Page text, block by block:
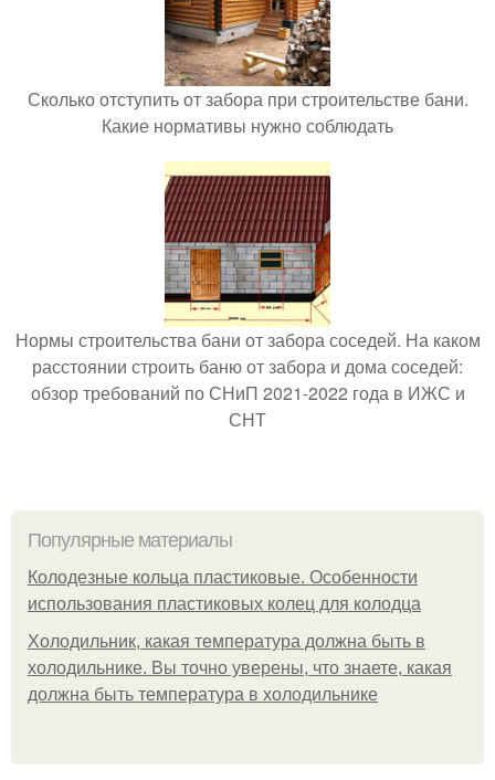
Сколько отступить от забора при строительстве бани.
Какие нормативы нужно соблюдать
Нормы строительства бани от забора соседей. На каком
расстоянии строить баню от забора и дома соседей:
обзор требований по СНиП 2021-2022 года в ИЖС и
СНТ
Популярные материалы
Колодезные кольца пластиковые. Особенности
использования пластиковых колец для колодца
Холодильник, какая температура должна быть в
холодильнике. Вы точно уверены, что знаете, какая
должна быть температура в холодильнике